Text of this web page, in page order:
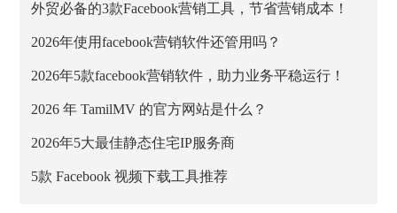
外贸必备的3款Facebook营销工具，节省营销成本！
2026年使用facebook营销软件还管用吗？
2026年5款facebook营销软件，助力业务平稳运行！
2026 年 TamilMV 的官方网站是什么？
2026年5大最佳静态住宅IP服务商
5款 Facebook 视频下载工具推荐